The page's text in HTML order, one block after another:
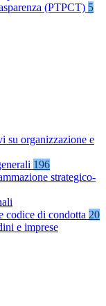
(PTPCT) 5
su organizzazione e
196
strategico-
codice di condotta 20
e imprese